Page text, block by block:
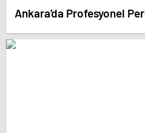
Ankara’da Profesyonel